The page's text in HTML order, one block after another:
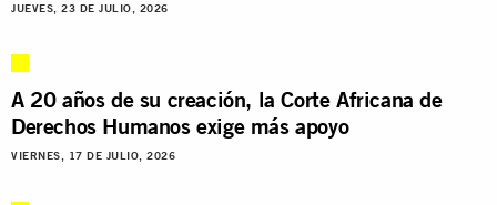
JUEVES, 23 DE JULIO, 2026
A 20 años de su creación, la Corte Africana de
Derechos Humanos exige más apoyo
VIERNES, 17 DE JULIO, 2026